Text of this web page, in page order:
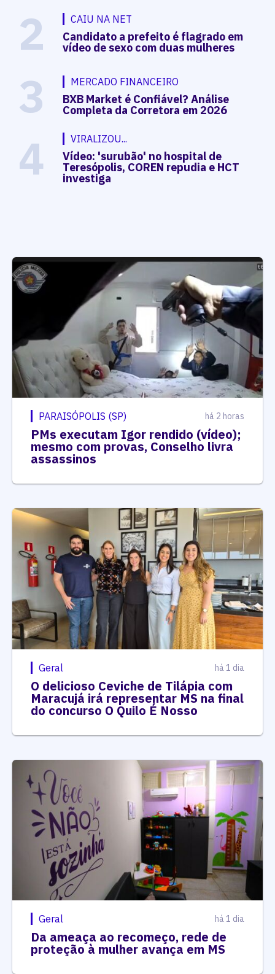
2 CAIU NA NET
Candidato a prefeito é flagrado em
vídeo de sexo com duas mulheres
3 MERCADO FINANCEIRO
BXB Market é Confiável? Análise
Completa da Corretora em 2026
4 VIRALIZOU...
Vídeo: 'surubão' no hospital de
Teresópolis, COREN repudia e HCT
investiga
PARAISÓPOLIS (SP) há 2 horas
PMs executam Igor rendido (vídeo);
mesmo com provas, Conselho livra
assassinos
Geral há 1 dia
O delicioso Ceviche de Tilápia com
Maracujá irá representar MS na final
do concurso O Quilo É Nosso
Geral há 1 dia
Da ameaça ao recomeço, rede de
proteção à mulher avança em MS